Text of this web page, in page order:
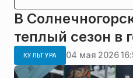
В
теплый сезон в
КУЛЬТУРА 04 мая 2026